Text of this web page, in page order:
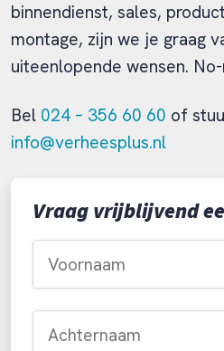
binnendienst, sales,
montage, zijn we je graag
uiteenlopende wensen.
Bel 024 – 356 60 60 of
info@verheesplus.nl
Vraag vrijblijvend